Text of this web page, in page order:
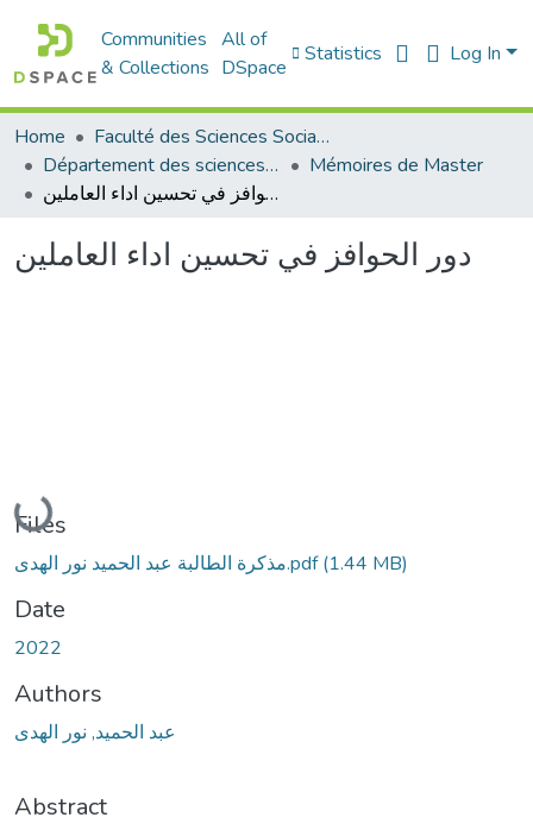
Communities
& Collections
All of
DSpace
Statistics Log In
Home
Faculté des Sciences Sociales
Département des sciences sociales
Mémoires de Master
دور الحوافز في تحسين اداء العاملين
دور الحوافز في تحسين اداء العاملين
Loading...
Files
مذكرة الطالبة عبد الحميد نور الهدى.pdf(1.44 MB)
Date
2022
Authors
عبد الحميد, نور الهدى
Abstract